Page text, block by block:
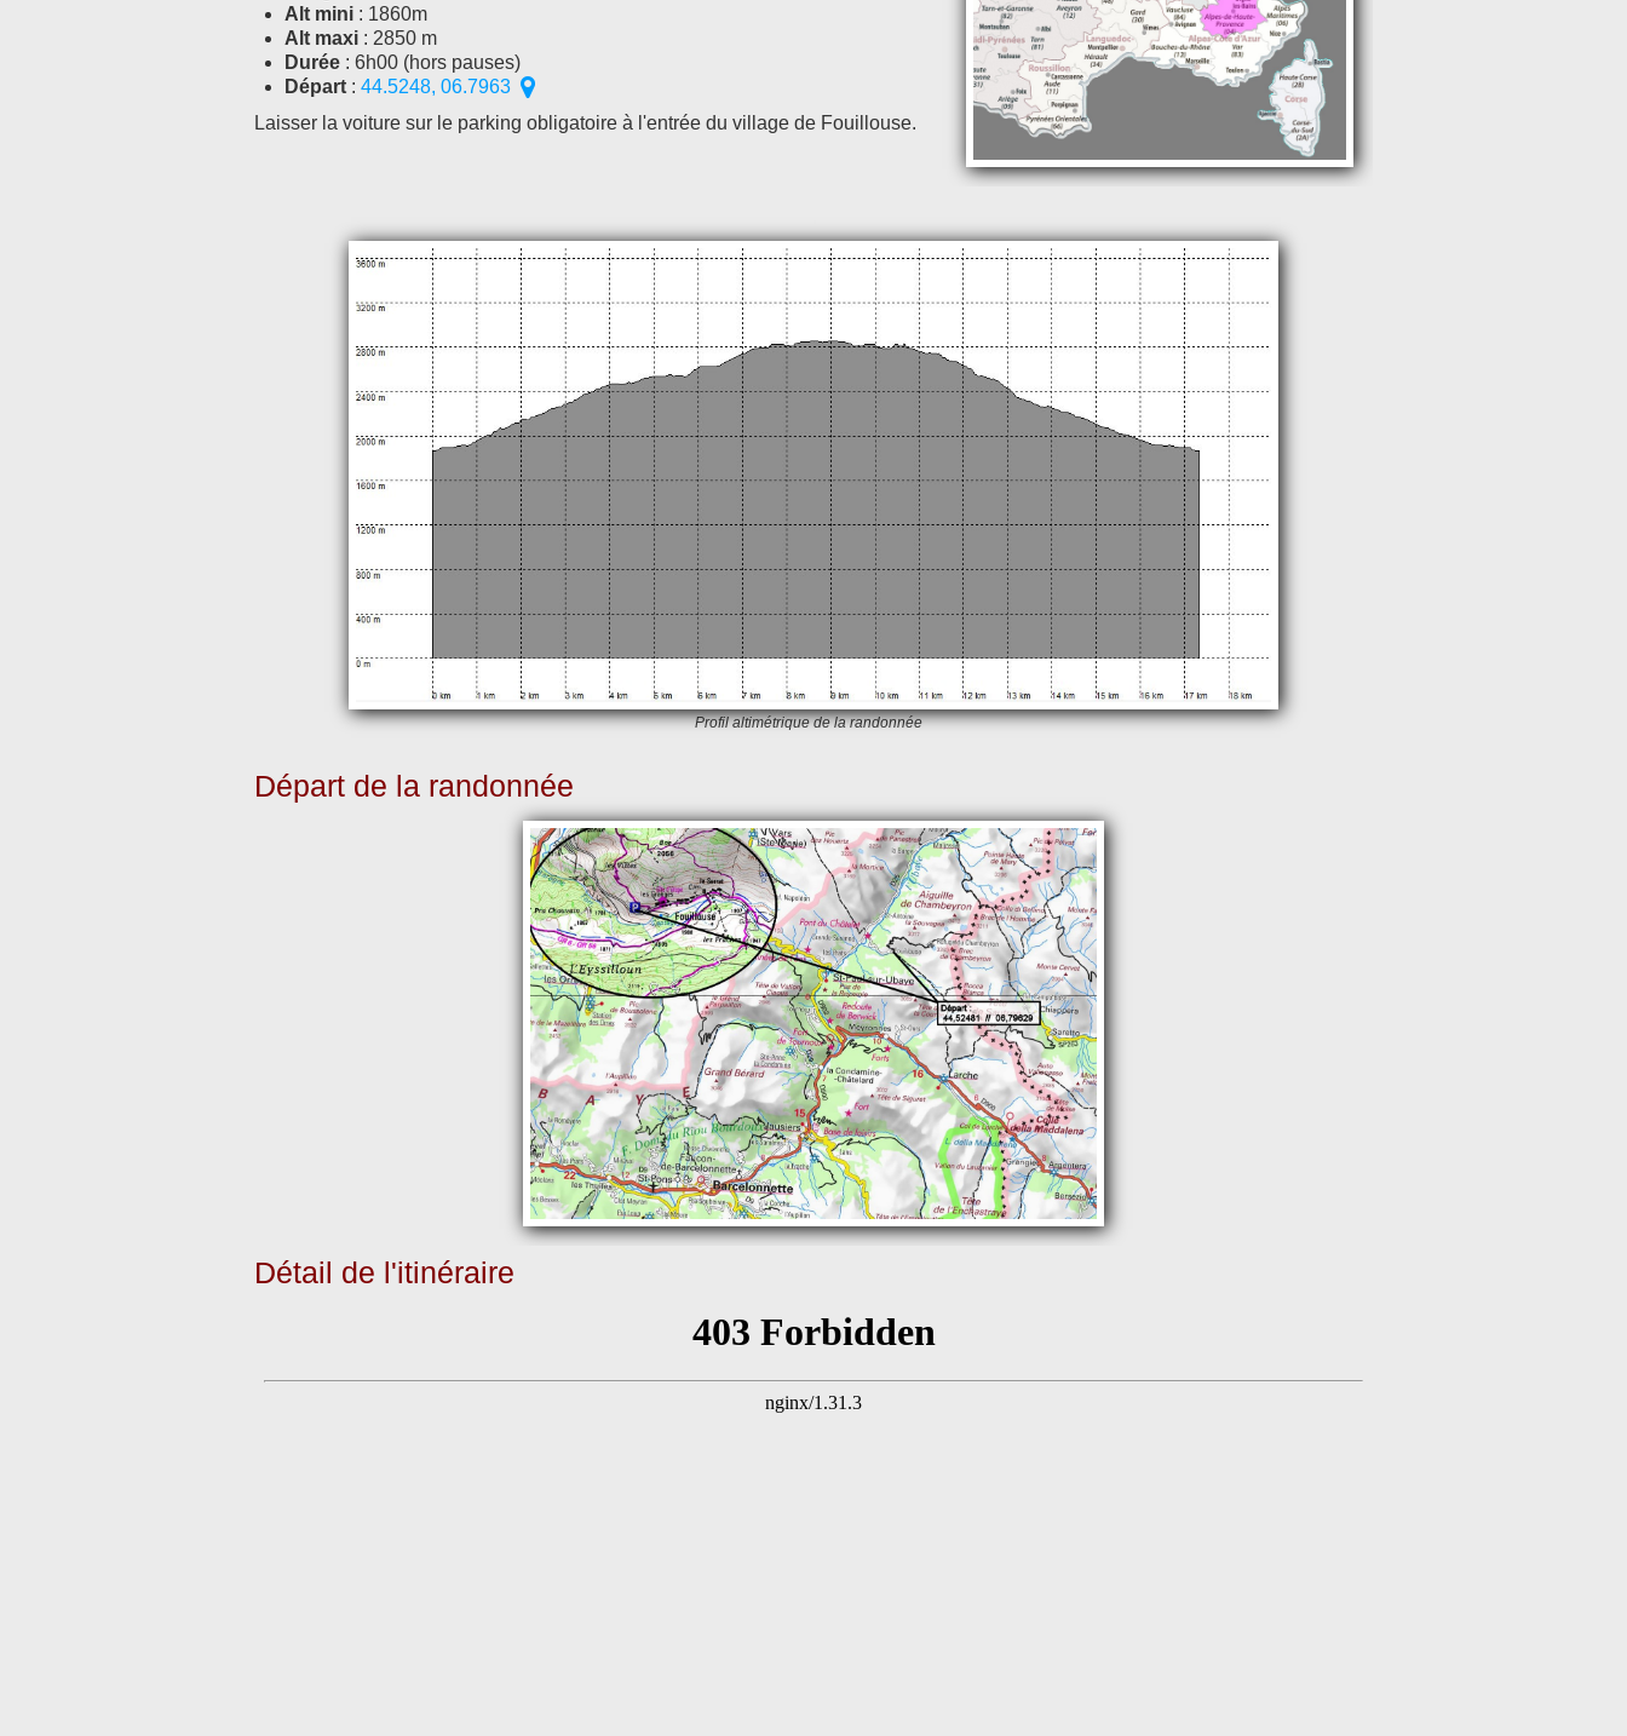
Alt mini : 1860m
Alt maxi : 2850 m
Durée : 6h00 (hors pauses)
Départ : 44.5248, 06.7963
Laisser la voiture sur le parking obligatoire à l'entrée du village de Fouillouse.
Profil altimétrique de la randonnée
Départ de la randonnée
Détail de l'itinéraire